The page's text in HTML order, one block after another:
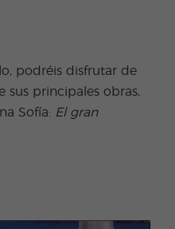
podréis disfrutar de
sus principales obras,
Sofía: El gran